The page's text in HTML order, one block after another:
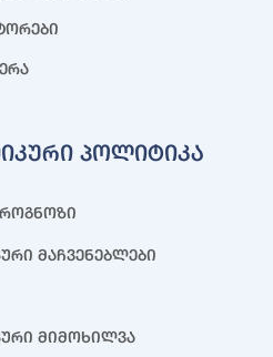
პოლიტიკა
მაჩვენებლები
მიმოხილვა